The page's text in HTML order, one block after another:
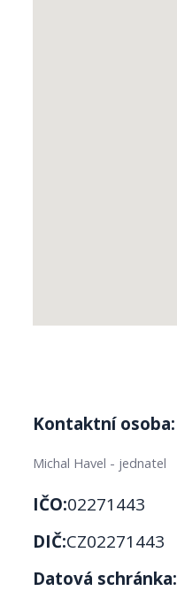
Kontaktní osoba:
Michal Havel - jednatel
IČO:02271443
DIČ:CZ02271443
Datová schránka: